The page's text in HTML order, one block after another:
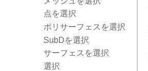
点を選択
ポリサーフェスを選択
SubDを選択
サーフェスを選択
選択